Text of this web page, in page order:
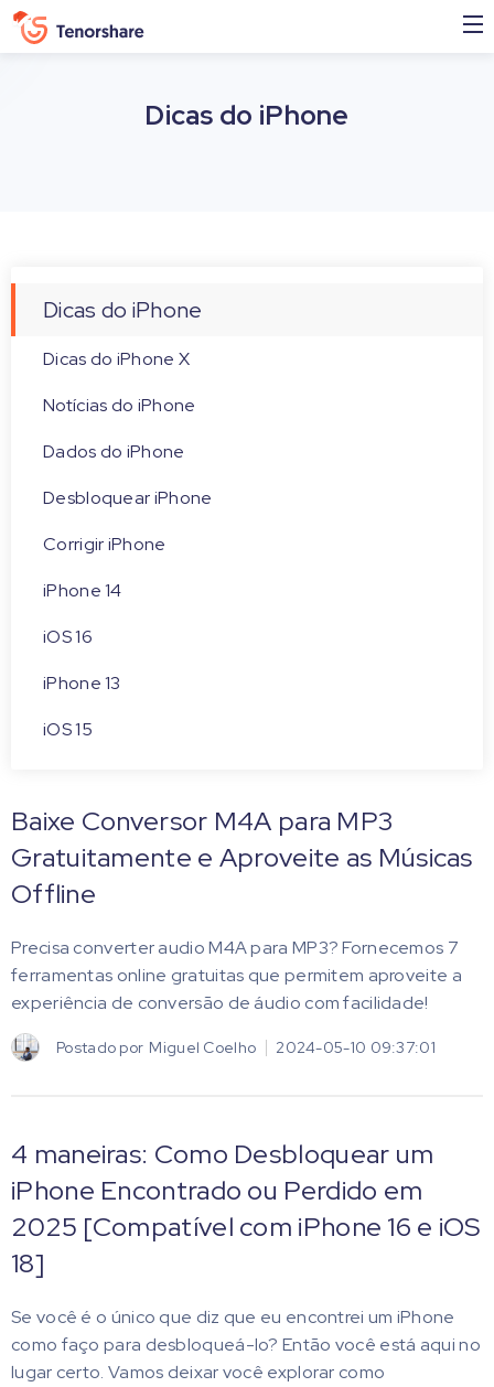
Dicas do iPhone
Dicas do iPhone
Dicas do iPhone X
Notícias do iPhone
Dados do iPhone
Desbloquear iPhone
Corrigir iPhone
iPhone 14
iOS 16
iPhone 13
iOS 15
Baixe Conversor M4A para MP3
Gratuitamente e Aproveite as Músicas
Offline
Precisa converter audio M4A para MP3? Fornecemos 7
ferramentas online gratuitas que permitem aproveite a
experiência de conversão de áudio com facilidade!
Postado por Miguel Coelho 2024-05-10 09:37:01
4 maneiras: Como Desbloquear um
iPhone Encontrado ou Perdido em
2025 [Compatível com iPhone 16 e iOS
18]
Se você é o único que diz que eu encontrei um iPhone
como faço para desbloqueá-lo? Então você está aqui no
lugar certo. Vamos deixar você explorar como